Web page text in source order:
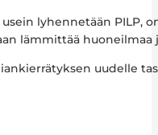
usein lyhennetään PILP,
lämmittää huoneilmaa
uudelle